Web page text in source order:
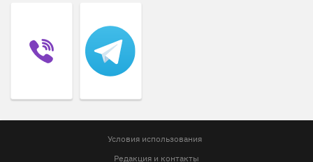
Условия использования
Редакция и контакты